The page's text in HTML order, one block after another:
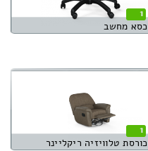
1
כסא מחשב
1
כורסת טלוויזיה ריקליינר